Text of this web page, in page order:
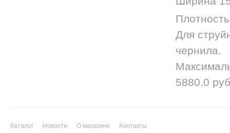
Для
чернила.
5880.0
Каталог Новости О магазине Контакты